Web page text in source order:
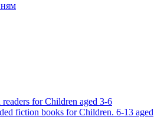
readers for Children aged 3-6
fiction books for Children. 6-13 aged